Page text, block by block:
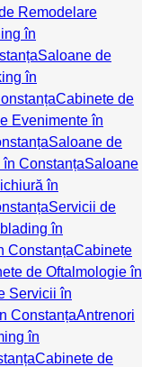
Remodelare
în
Saloane de
în
Cabinete de
Evenimente în
Saloane de
ConstanțaSaloane
în
Servicii de
în
ConstanțaCabinete
de Oftalmologie în
Servicii în
ConstanțaAntrenori
în
Cabinete de